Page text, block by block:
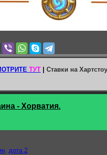
ТУТ | Ставки на
- Хорватия.
дота 2